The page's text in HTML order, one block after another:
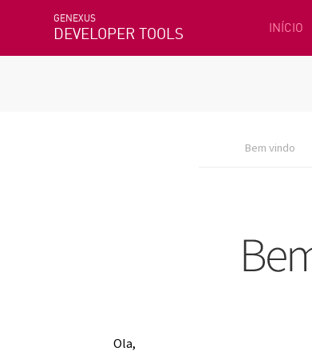
GENEXUS
DEVELOPER TOOLS INÍCIO
Bem vindo
Ola,